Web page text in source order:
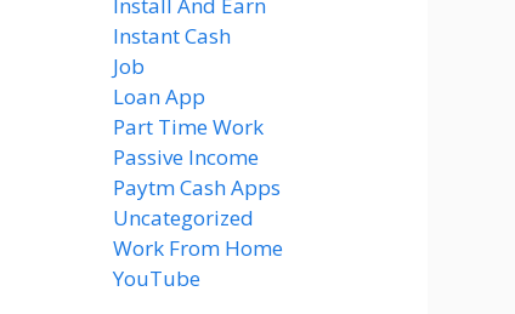
Instant Cash
Job
Loan App
Part Time Work
Passive Income
Paytm Cash Apps
Uncategorized
Work From Home
YouTube